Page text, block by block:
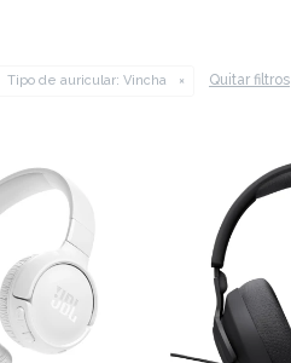
Tipo de auricular: Vincha Quitar filtros